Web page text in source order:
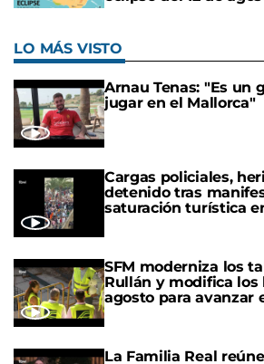
LO MÁS VISTO
Arnau Tenas: "Es un
jugar en el Mallorca"
Cargas policiales,
detenido tras
saturación turística
SFM moderniza los
Rullán y modifica los
agosto para avanzar
La Familia Real